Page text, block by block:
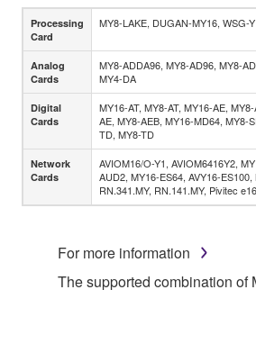
Processing
Card
MY8-LAKE, DUGAN-MY16, WSG-
Analog
Cards
MY8-ADDA96, MY8-AD96, MY8-
MY4-DA
Digital
Cards
MY16-AT, MY8-AT, MY16-AE,
AE, MY8-AEB, MY16-MD64, MY8-
TD, MY8-TD
Network
Cards
AVIOM16/O-Y1, AVIOM6416Y2,
AUD2, MY16-ES64, AVY16-
RN.341.MY, RN.141.MY, Pivitec
For more information
The supported combination of